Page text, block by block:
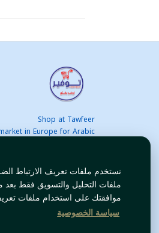
نستخدم ملفات تعريف الارتباط
ملفات التحليل والتسويق فقط بعد
موافقتك على استخدام ملفات
سياسة الخصوصية
Shop at Tawfeer
in Europe for Arabic